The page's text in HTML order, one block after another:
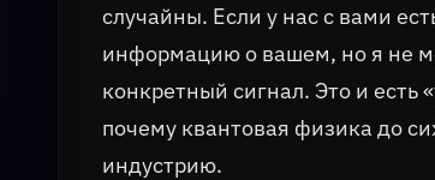
случайны. Если у нас с вами
информацию о вашем, но я не
конкретный сигнал. Это и есть
почему квантовая физика до
индустрию.